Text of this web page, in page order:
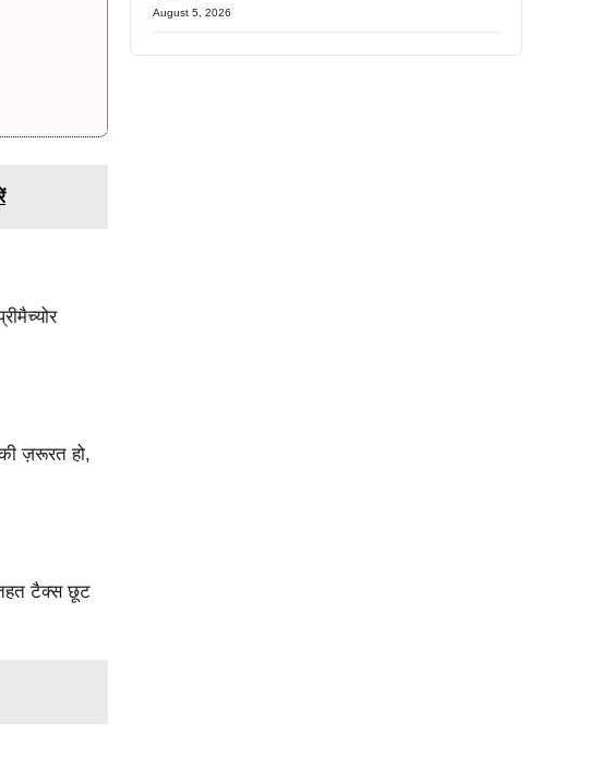
ज़रूरत हो,
तहत टैक्स छूट
August 5, 2026